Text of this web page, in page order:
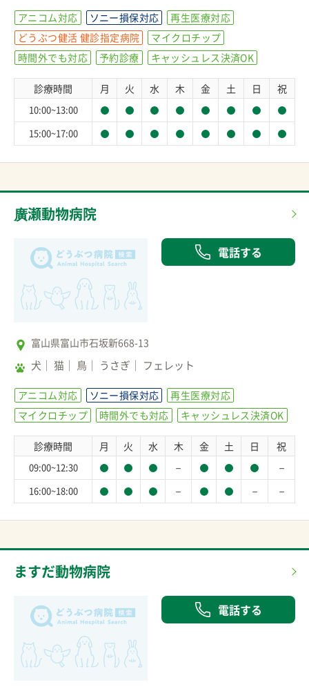
アニコム対応 ソニー損保対応
再生医療対応
どうぶつ健活 健診指定病院
マイクロチップ
時間外でも対応
予約診療 キャッシュレス決済OK
診療時間 月 火 水 木 金 土 日 祝
10:00~13:00
15:00~17:00
廣瀬動物病院
電話する
富山県富山市石坂新668-13
犬 猫 鳥 うさぎ フェレット
アニコム対応 ソニー損保対応
再生医療対応
マイクロチップ
時間外でも対応 キャッシュレス決済OK
診療時間 月 火 水 木 金 土 日 祝
09:00~12:30 － －
16:00~18:00 － － －
ますだ動物病院
電話する